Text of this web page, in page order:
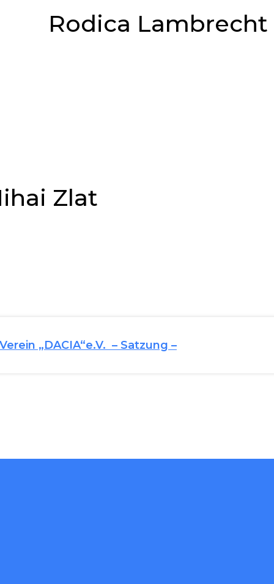
Rodica
Zlat
„DACIA“e.V. – Satzung –